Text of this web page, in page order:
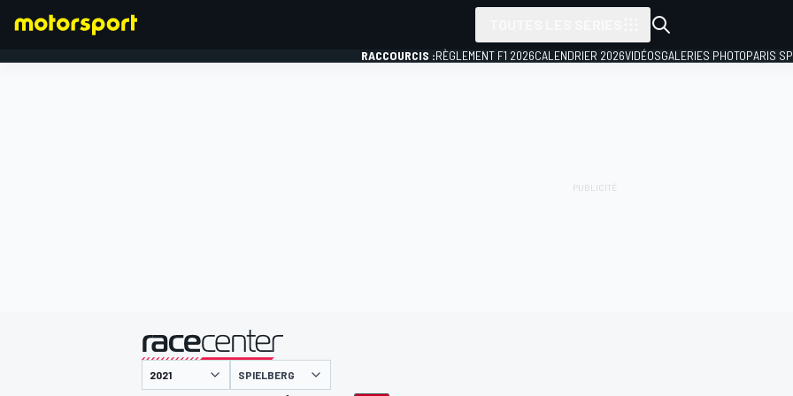
RACCOURCIS :RÈGLEMENT F1 2026CALENDRIER 2026VIDÉOSGALERIES PHOTOPARIS
présenté par
SPIELBERG